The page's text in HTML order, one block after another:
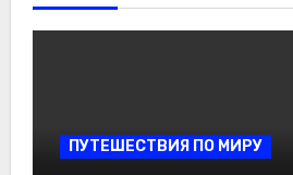
ПУТЕШЕСТВИЯ ПО МИРУ